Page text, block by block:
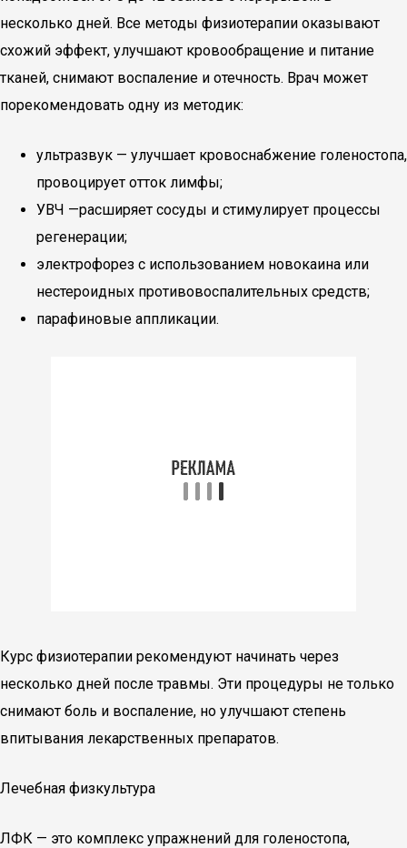
несколько дней. Все методы физиотерапии оказывают
схожий эффект, улучшают кровообращение и питание
тканей, снимают воспаление и отечность. Врач может
порекомендовать одну из методик:
ультразвук — улучшает кровоснабжение голеностопа,
провоцирует отток лимфы;
УВЧ —расширяет сосуды и стимулирует процессы
регенерации;
электрофорез с использованием новокаина или
нестероидных противовоспалительных средств;
парафиновые аппликации.
Курс физиотерапии рекомендуют начинать через
несколько дней после травмы. Эти процедуры не только
снимают боль и воспаление, но улучшают степень
впитывания лекарственных препаратов.
Лечебная физкультура
ЛФК — это комплекс упражнений для голеностопа,